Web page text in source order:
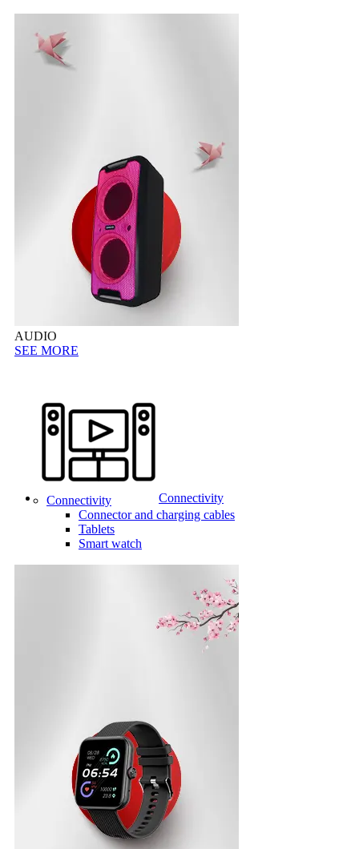
AUDIO
SEE MORE
Connectivity
Connectivity
Connector and charging cables
Tablets
Smart watch